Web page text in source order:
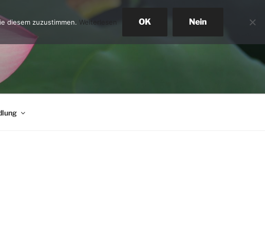
diesem zuzustimmen. Weiterlesen OK Nein